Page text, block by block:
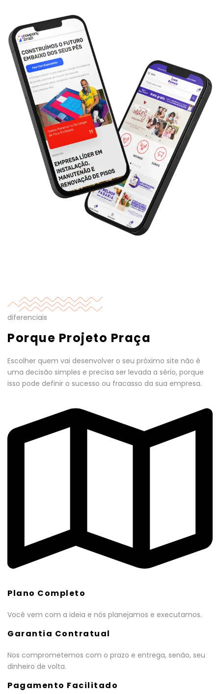
diferenciais
Porque Projeto Praça
Escolher quem vai desenvolver o seu próximo site não é
uma decisão simples e precisa ser levada a sério, porque
isso pode definir o sucesso ou fracasso da sua empresa.
Plano Completo
Você vem com a ideia e nós planejamos e executamos.
Garantia Contratual
Nos comprometemos com o prazo e entrega, senão, seu
dinheiro de volta.
Pagamento Facilitado